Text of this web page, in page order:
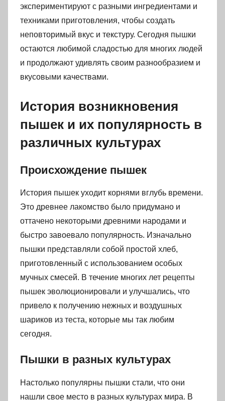
экспериментируют с разными ингредиентами и
техниками приготовления, чтобы создать
неповторимый вкус и текстуру. Сегодня пышки
остаются любимой сладостью для многих людей
и продолжают удивлять своим разнообразием и
вкусовыми качествами.
История возникновения
пышек и их популярность в
различных культурах
Происхождение пышек
История пышек уходит корнями вглубь времени.
Это древнее лакомство было придумано и
оттачено некоторыми древними народами и
быстро завоевало популярность. Изначально
пышки представляли собой простой хлеб,
приготовленный с использованием особых
мучных смесей. В течение многих лет рецепты
пышек эволюционировали и улучшались, что
привело к получению нежных и воздушных
шариков из теста, которые мы так любим
сегодня.
Пышки в разных культурах
Настолько популярны пышки стали, что они
нашли свое место в разных культурах мира. В